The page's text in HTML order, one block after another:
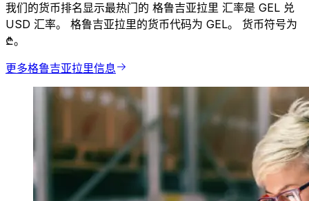
我们的货币排名显示最热门的 格鲁吉亚拉里 汇率是 GEL 兑
USD 汇率。 格鲁吉亚拉里的货币代码为 GEL。 货币符号为
₾。
更多格鲁吉亚拉里信息